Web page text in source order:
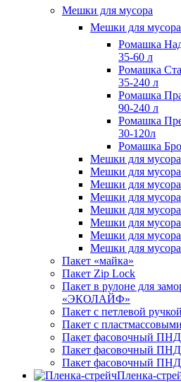
Мешки для мусора
Мешки для мусора
Ромашка
35-60 л
Ромашка
35-240 л
Ромашка
90-240 л
Ромашка
30-120л
Ромашка
Мешки для
Мешки для
Мешки для
Мешки для
Мешки для
Мешки для
Мешки для
Мешки для
Пакет «майка»
Пакет Zip Lock
Пакет в рулоне для
«ЭКОЛАЙФ»
Пакет с петлевой ручкой
Пакет с
Пакет фасовочный
Пакет фасовочный
Пакет фасовочный
Пленка-